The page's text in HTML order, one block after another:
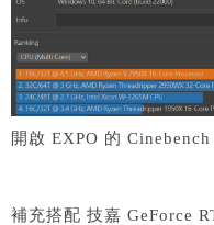
開啟 EXPO 的
補充搭配 技嘉 GeForce